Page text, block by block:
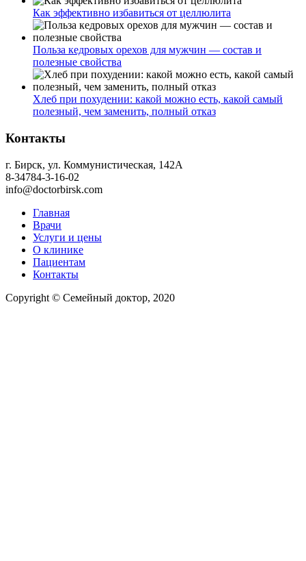
Как эффективно избавиться от целлюлита
Польза кедровых орехов для мужчин — состав и
полезные свойства
Хлеб при похудении: какой можно есть, какой самый
полезный, чем заменить, полный отказ
Контакты
г. Бирск, ул. Коммунистическая, 142А
8-34784-3-16-02
info@doctorbirsk.com
Главная
Врачи
Услуги и цены
О клинике
Пациентам
Контакты
Copyright © Семейный доктор, 2020